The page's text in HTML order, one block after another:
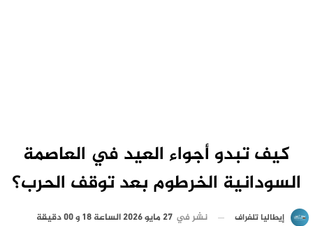
كيف تبدو أجواء العيد في العاصمة
السودانية الخرطوم بعد توقف الحرب؟
إيطاليا تلغراف نشر في 27 مايو 2026 الساعة 18 و 00 دقيقة